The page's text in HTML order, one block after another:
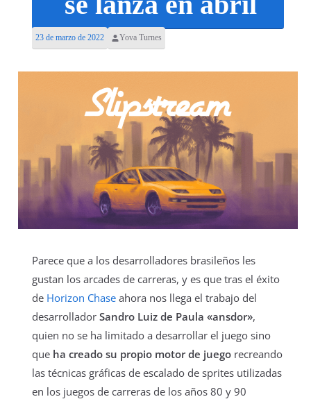
23 de marzo de 2022 Yova Turnes
Parece que a los desarrolladores brasileños les
gustan los arcades de carreras, y es que tras el éxito
de Horizon Chase ahora nos llega el trabajo del
desarrollador Sandro Luiz de Paula «ansdor»,
quien no se ha limitado a desarrollar el juego sino
que ha creado su propio motor de juego recreando
las técnicas gráficas de escalado de sprites utilizadas
en los juegos de carreras de los años 80 y 90